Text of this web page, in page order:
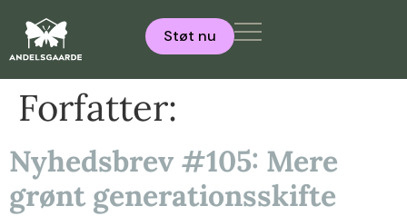
Støt nu
Forfatter:
Nyhedsbrev #105: Mere
grønt generationsskifte